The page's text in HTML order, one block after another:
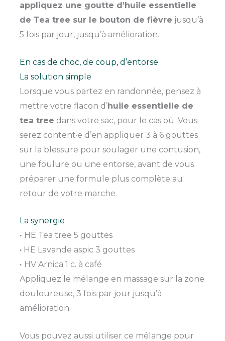
appliquez une goutte d’huile essentielle
de Tea tree sur le bouton de fièvre jusqu’à
5 fois par jour, jusqu’à amélioration.
En cas de choc, de coup, d’entorse
La solution simple
Lorsque vous partez en randonnée, pensez à
mettre votre flacon d’huile essentielle de
tea tree dans votre sac, pour le cas où. Vous
serez content·e d’en appliquer 3 à 6 gouttes
sur la blessure pour soulager une contusion,
une foulure ou une entorse, avant de vous
préparer une formule plus complète au
retour de votre marche.
La synergie
· HE Tea tree 5 gouttes
·HE Lavande aspic 3 gouttes
· HV Arnica 1 c. à café
Appliquez le mélange en massage sur la zone
douloureuse, 3 fois par jour jusqu’à
amélioration.
Vous pouvez aussi utiliser ce mélange pour